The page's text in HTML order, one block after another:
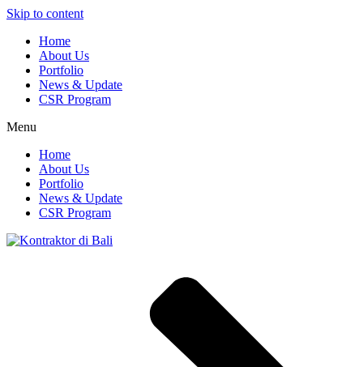
Skip to content
Home
About Us
Portfolio
News & Update
CSR Program
Menu
Home
About Us
Portfolio
News & Update
CSR Program